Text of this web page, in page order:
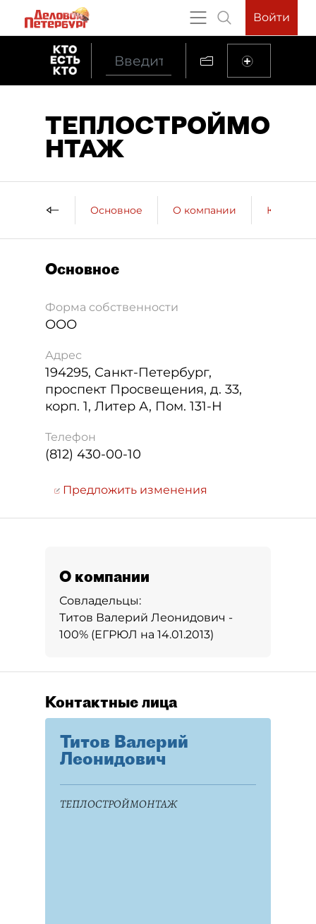
Войти
ТЕПЛОСТРОЙМО
НТАЖ
Основное О компании
Основное
Форма собственности
ООО
Адрес
194295, Санкт-Петербург,
проспект Просвещения, д. 33,
корп. 1, Литер А, Пом. 131-Н
Телефон
(812) 430-00-10
Предложить изменения
О компании
Совладельцы:
Титов Валерий Леонидович -
100% (ЕГРЮЛ на 14.01.2013)
Контактные лица
Титов Валерий
Леонидович
ТЕПЛОСТРОЙМОНТАЖ